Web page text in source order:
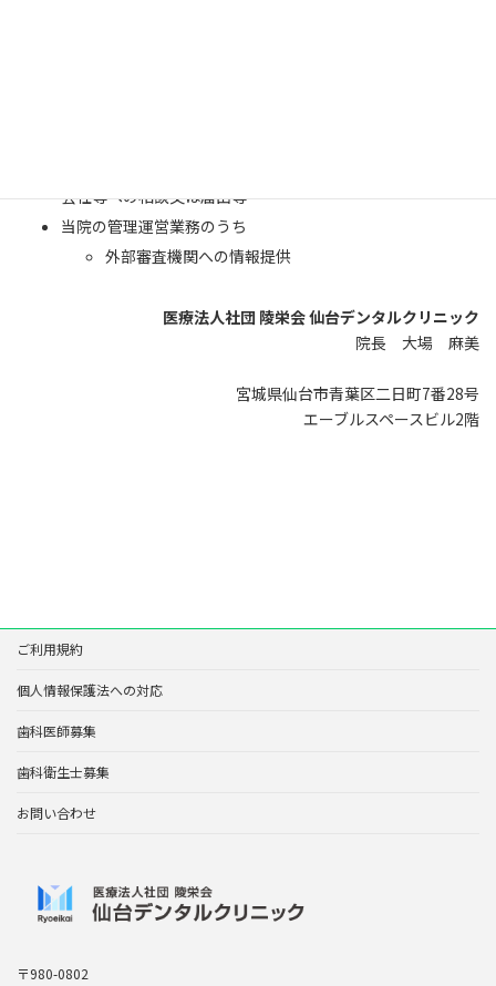
会社等への相談又は届出等
当院の管理運営業務のうち
外部審査機関への情報提供
医療法人社団 陵栄会 仙台デンタルクリニック
院長 大場 麻美
宮城県仙台市青葉区二日町7番28号
エーブルスペースビル2階
ご利用規約
個人情報保護法への対応
歯科医師募集
歯科衛生士募集
お問い合わせ
〒980-0802